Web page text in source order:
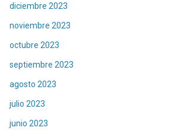
diciembre 2023
noviembre 2023
octubre 2023
septiembre 2023
agosto 2023
julio 2023
junio 2023